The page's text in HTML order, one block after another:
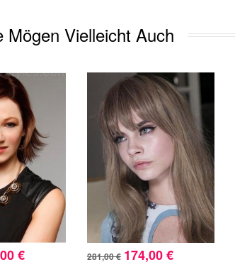
Mögen Vielleicht Auch
€ 281,00 € 174,00 €